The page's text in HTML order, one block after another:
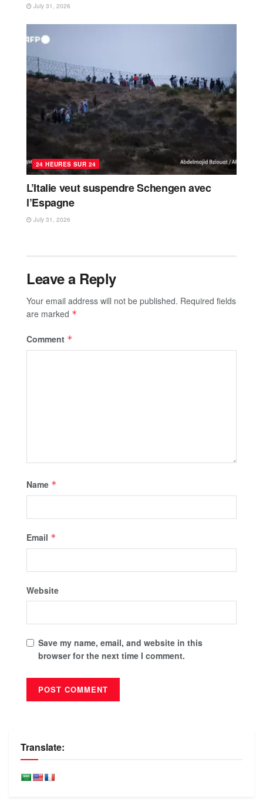
July 31, 2026
24 HEURES SUR 24
L’Italie veut suspendre Schengen avec
l’Espagne
July 31, 2026
Leave a Reply
Your email address will not be published. Required fields
are marked *
Comment *
Name *
Email *
Website
Save my name, email, and website in this
browser for the next time I comment.
Translate: